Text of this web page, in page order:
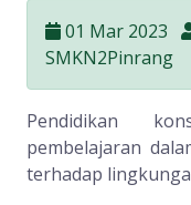
01 Mar 2023
SMKN2Pinrang
Pendidikan
pembelajaran
terhadap